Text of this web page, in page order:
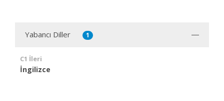
Yabancı Diller 1
C1 İleri
İngilizce